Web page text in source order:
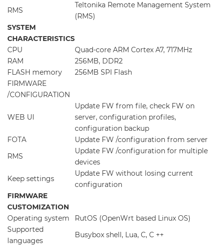
RMS
Teltonika Remote Management System
(RMS)
SYSTEM
CHARACTERISTICS
CPU
Quad-core ARM Cortex A7, 717MHz
RAM
256MB, DDR2
FLASH memory
256MB SPI Flash
FIRMWARE
/CONFIGURATION
WEB UI
Update FW from file, check FW on
server, configuration profiles,
configuration backup
FOTA
Update FW /configuration from server
RMS
Update FW /configuration for multiple
devices
Keep settings
Update FW without losing current
configuration
FIRMWARE
CUSTOMIZATION
Operating system
RutOS (OpenWrt based Linux OS)
Supported
languages
Busybox shell, Lua, C, C ++